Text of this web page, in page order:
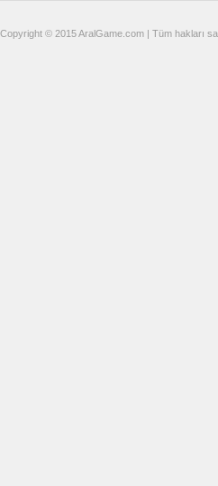
Copyright © 2015 AralGame.com | Tüm hakları